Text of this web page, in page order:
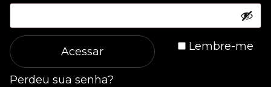
Lembre-me
Acessar
Perdeu sua senha?